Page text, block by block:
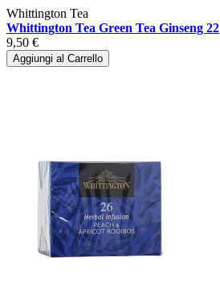
Whittington Tea
Whittington Tea Green Tea Ginseng 22
9,50 €
Aggiungi al Carrello